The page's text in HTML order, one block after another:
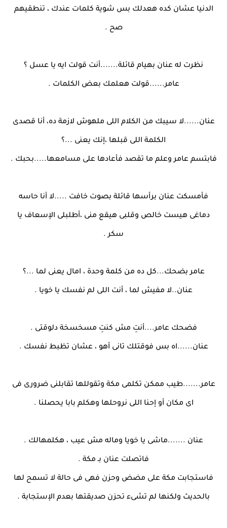
الدنيا عشان كده هعدلك بس شوية كلمات عندك ، تنطقيهم
صح .
نظرت له عنان بهيام قائلة.......أنت قولت ايه يا عسل ؟
عامر......قولت هعلمك بعض الكلمات .
عنان......لا سيبك من الكلام اللى ملهوش لازمة ده، أنا قصدى
الكلمة اللى قبلها ،إنك يعنى ...؟
فابتسم عامر وعلم ما تقصد فأعادها على مسامعها.....بحبك .
فأمسكت عنان برأسها قائلة بصوت خافت .....لا أنا حاسه
دماغى هيست خالص وقلبى هيقع منى ،أطلبلى الإسعاف يا
سكر .
عامر بضحك...كل ده من كلمة وحدة ، امال يعنى لما ...؟
عنان..لا مفيش لما ، أنت اللى لم نفسك يا خويا .
فضحك عامر....أنتِ مش كنتِ مسخسخة دلوقتى .
عنان......اه بس فوقتلك تانى أهو ، عشان تظبط نفسك .
عامر.......طيب ممكن تكلمى مكة وتقوللها تقابلنى ضرورى فى
اى مكان أو إحنا اللى نروحلها وهكلم بابا يحصلنا .
عنان .......ماشى يا خويا وماله مش عيب ، هكلمهالك .
فاتصلت عنان بـ مكة .
فاستجابت مكة على مضض وحزن فهى فى حالة لا تسمح لها
بالحديث ولكنها لم تشىء تحزن صديقتها بعدم الإستجابة .